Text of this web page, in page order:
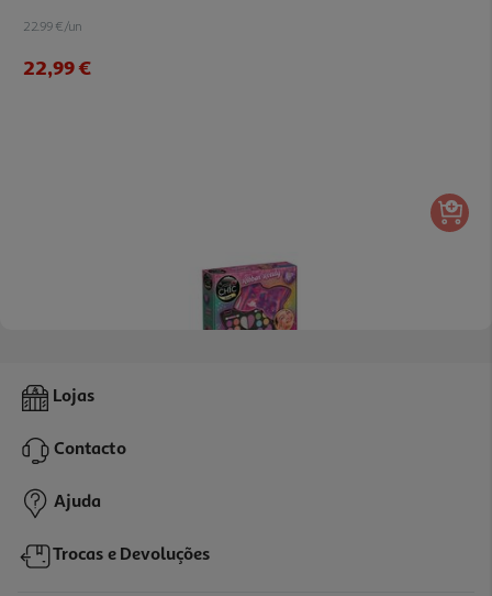
22.99 €/un
22,99 €
Ribbon Ready Crazy Chic
16,99 €
Lojas
Contacto
Ajuda
Trocas e Devoluções